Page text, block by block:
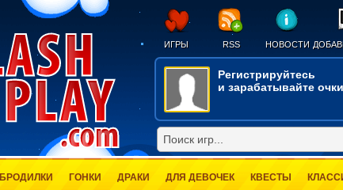
ИГРЫ RSS НОВОСТИ
Регистрируйтесь
и зарабатывайте
БРОДИЛКИ ГОНКИ ДРАКИ ДЛЯ ДЕВОЧЕК КВЕСТЫ